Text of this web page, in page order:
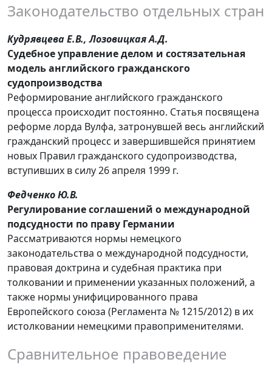
Законодательство отдельных стран
Кудрявцева Е.В., Лозовицкая А.Д.
Судебное управление делом и состязательная
модель английского гражданского
судопроизводства
Реформирование английского гражданского
процесса происходит постоянно. Статья посвящена
реформе лорда Вулфа, затронувшей весь английский
гражданский процесс и завершившейся принятием
новых Правил гражданского судопроизводства,
вступивших в силу 26 апреля 1999 г.
Федченко Ю.В.
Регулирование соглашений о международной
подсудности по праву Германии
Рассматриваются нормы немецкого
законодательства о международной подсудности,
правовая доктрина и судебная практика при
толковании и применении указанных положений, а
также нормы унифицированного права
Европейского союза (Регламента № 1215/2012) в их
истолковании немецкими правоприменителями.
Сравнительное правоведение